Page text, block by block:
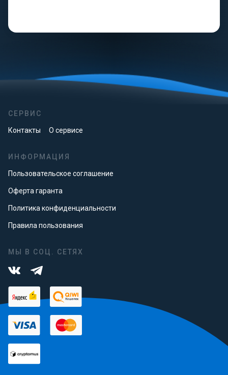
СЕРВИС
Контакты О сервисе
ИНФОРМАЦИЯ
Пользовательское соглашение
Оферта гаранта
Политика конфиденциальности
Правила пользования
МЫ В СОЦ. СЕТЯХ